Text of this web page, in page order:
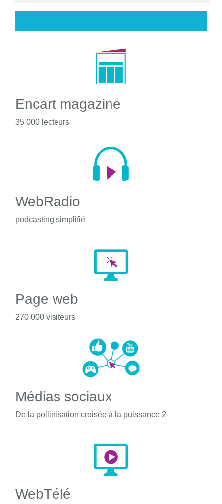
Encart magazine
35 000 lecteurs
WebRadio
podcasting simplifié
Page web
270 000 visiteurs
Médias sociaux
De la pollinisation croisée à la puissance 2
WebTélé